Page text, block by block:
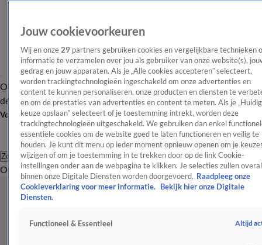
OverzichtAfleveringen Entertainment TV Algemeen
Tip
de redactieNieuwsbrief
Volg Shownieuws
Zoeken
OverzichtEntertainmentSpraakmakendRealityCrimeVideo's
Jouw cookievoorkeuren
Wij en onze 29 partners gebruiken cookies en vergelijkbare technieken
informatie te verzamelen over jou als gebruiker van onze website(s),
gedrag en jouw apparaten. Als je „Alle cookies accepteren” selecteert,
worden trackingtechnologieën ingeschakeld om onze advertenties en
content te kunnen personaliseren, onze producten en diensten te
en om de prestaties van advertenties en content te meten. Als je
keuze opslaan” selecteert of je toestemming intrekt, worden deze
trackingtechnologieën uitgeschakeld. We gebruiken dan enkel
essentiële cookies om de website goed te laten functioneren en veilig te
houden. Je kunt dit menu op ieder moment opnieuw openen om je
wijzigen of om je toestemming in te trekken door op de link Cookie-
instellingen onder aan de webpagina te klikken. Je selecties zullen overal
binnen onze Digitale Diensten worden doorgevoerd. Raadpleeg onze
Cookieverklaring voor meer informatie.
Bekijk hier onze Digitale
Diensten.
Functioneel & Essentieel Altijd